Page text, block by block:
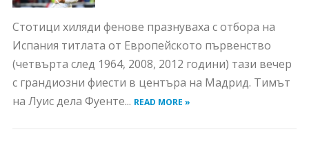
Стотици хиляди фенове празнуваха с отбора на
Испания титлата от Европейското първенство
(четвърта след 1964, 2008, 2012 години) тази вечер
с грандиозни фиести в центъра на Мадрид. Тимът
на Луис дела Фуенте... READ MORE »